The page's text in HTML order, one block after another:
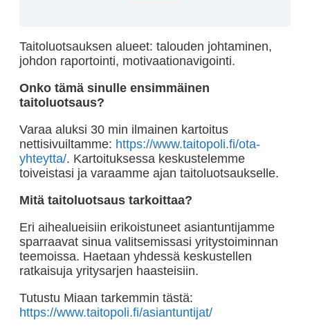
Taitoluotsauksen alueet: talouden johtaminen,
johdon raportointi, motivaationavigointi.
Onko tämä sinulle ensimmäinen
taitoluotsaus?
Varaa aluksi 30 min ilmainen kartoitus
nettisivuiltamme: https://www.taitopoli.fi/ota-
yhteytta/. Kartoituksessa keskustelemme
toiveistasi ja varaamme ajan taitoluotsaukselle.
Mitä taitoluotsaus tarkoittaa?
Eri aihealueisiin erikoistuneet asiantuntijamme
sparraavat sinua valitsemissasi yritystoiminnan
teemoissa. Haetaan yhdessä keskustellen
ratkaisuja yritysarjen haasteisiin.
Tutustu Miaan tarkemmin tästä:
https://www.taitopoli.fi/asiantuntijat/